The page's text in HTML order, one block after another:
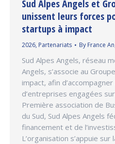
Sud Alpes Angels et
unissent leurs forces
startups à impact
2026, Partenariats By France
Sud Alpes Angels, réseau
Angels, s’associe au
impact, afin
d’entreprises engagées
Première association de
du Sud, Sud Alpes Angels
financement et de
L’organisation s’appuie